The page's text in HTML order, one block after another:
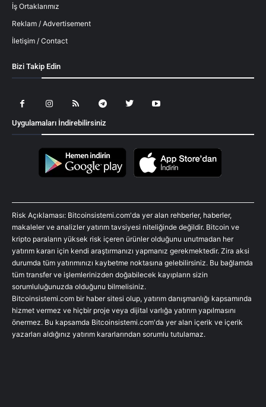
İş Ortaklarımız
Reklam / Advertisement
İletişim / Contact
Bizi Takip Edin
Uygulamaları İndirebilirsiniz
Risk Açıklaması: Bitcoinsistemi.com'da yer alan rehberler, haberler,
makaleler ve analizler yatırım tavsiyesi niteliğinde değildir. Bitcoin ve
kripto paraların yüksek risk içeren ürünler olduğunu unutmadan her
yatırım kararı için kendi araştırmanızı yapmanız gerekmektedir. Zira aksi
durumda tüm yatırımınızı kaybetme noktasına gelebilirsiniz. Bu bağlamda
tüm transfer ve işlemlerinizden doğabilecek kayıpların sizin
sorumluluğunuzda olduğunu bilmelisiniz.
Bitcoinsistemi.com bir haber sitesi olup, yatırım danışmanlığı kapsamında
hizmet vermez ve hiçbir proje veya dijital varlığa yatırım yapılmasını
önermez. Bu kapsamda Bitcoinsistemi.com'da yer alan içerik ve içerik
yazarları aldığınız yatırım kararlarından sorumlu tutulamaz.